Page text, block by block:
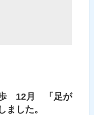
歩 12月 「足が
ました。